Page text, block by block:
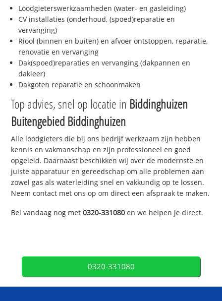
Loodgieterswerkzaamheden (water- en gasleiding)
CV installaties (onderhoud, (spoed)reparatie en
vervanging)
Riool (binnen en buiten) en afvoer ontstoppen, reparatie,
renovatie en vervanging
Dak(spoed)reparaties en vervanging (dakpannen en
dakleer)
Dakgoten reparatie en schoonmaken
Top advies, snel op locatie in Biddinghuizen
Buitengebied Biddinghuizen
Alle loodgieters die bij ons bedrijf werkzaam zijn hebben
kennis en vakmanschap en zijn professioneel en goed
opgeleid. Daarnaast beschikken wij over de modernste en
juiste apparatuur en gereedschap om alle problemen aan
zowel gas als waterleiding snel en vakkundig op te lossen.
Neem contact met ons op om direct een afspraak te maken.
Bel vandaag nog met0320-331080 en we helpen je direct.
0320-331080